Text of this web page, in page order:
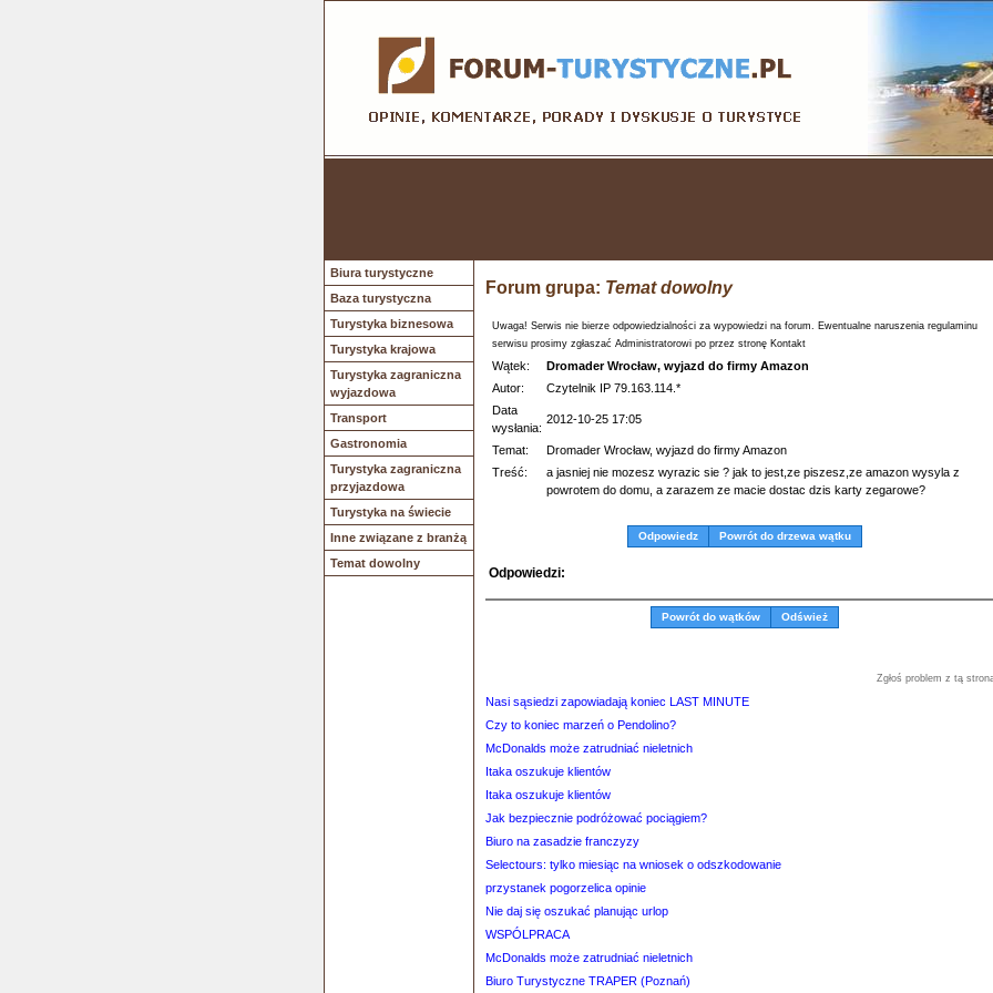
Biura turystyczne
Baza turystyczna
Turystyka biznesowa
Turystyka krajowa
Turystyka zagraniczna
wyjazdowa
Transport
Gastronomia
Turystyka zagraniczna
przyjazdowa
Turystyka na świecie
Inne związane z branżą
Temat dowolny
Forum grupa: Temat dowolny
Uwaga! Serwis nie bierze odpowiedzialności za wypowiedzi na forum. Ewentualne naruszenia regulaminu
serwisu prosimy zgłaszać Administratorowi po przez stronę Kontakt
Wątek:
Dromader Wrocław, wyjazd do firmy Amazon
Autor:
Czytelnik IP 79.163.114.*
Data
wysłania:
2012-10-25 17:05
Temat:
Dromader Wrocław, wyjazd do firmy Amazon
Treść:
a jasniej nie mozesz wyrazic sie ? jak to jest,ze piszesz,ze amazon wysyla z
powrotem do domu, a zarazem ze macie dostac dzis karty zegarowe?
Odpowiedz Powrót do drzewa wątku
Odpowiedzi:
Powrót do wątków Odśwież
Zgłoś problem z tą
Nasi sąsiedzi zapowiadają koniec LAST MINUTE
Czy to koniec marzeń o Pendolino?
McDonalds może zatrudniać nieletnich
Itaka oszukuje klientów
Itaka oszukuje klientów
Jak bezpiecznie podróżować pociągiem?
Biuro na zasadzie franczyzy
Selectours: tylko miesiąc na wniosek o odszkodowanie
przystanek pogorzelica opinie
Nie daj się oszukać planując urlop
WSPÓLPRACA
McDonalds może zatrudniać nieletnich
Biuro Turystyczne TRAPER (Poznań)